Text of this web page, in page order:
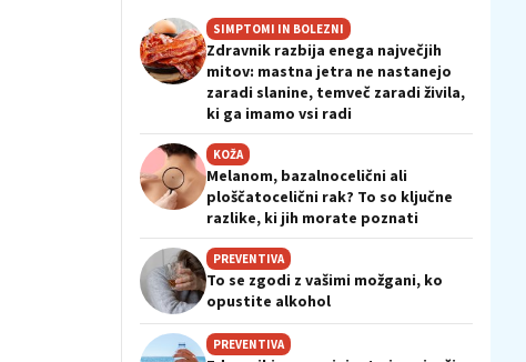
SIMPTOMI IN BOLEZNI
Zdravnik razbija enega največjih
mitov: mastna jetra ne nastanejo
zaradi slanine, temveč zaradi živila,
ki ga imamo vsi radi
KOŽA
Melanom, bazalnocelični ali
ploščatocelični rak? To so ključne
razlike, ki jih morate poznati
PREVENTIVA
To se zgodi z vašimi možgani, ko
opustite alkohol
PREVENTIVA